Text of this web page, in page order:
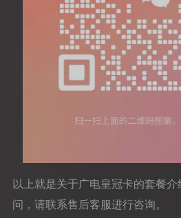
以上就是关于广电皇冠卡的套餐
问，请联系售后客服进行咨询。